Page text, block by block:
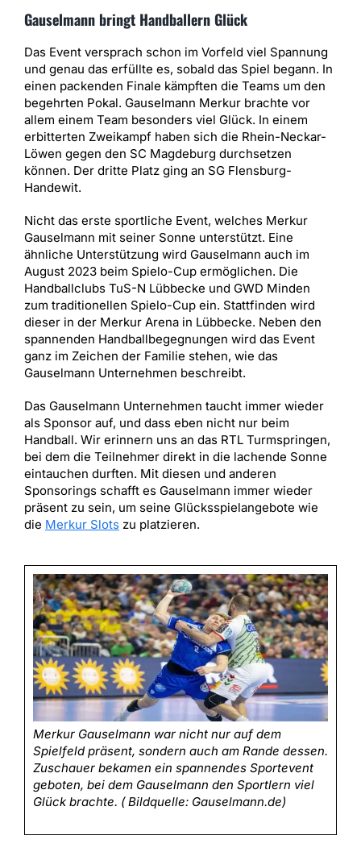
Gauselmann bringt Handballern Glück
Das Event versprach schon im Vorfeld viel Spannung
und genau das erfüllte es, sobald das Spiel begann. In
einen packenden Finale kämpften die Teams um den
begehrten Pokal. Gauselmann Merkur brachte vor
allem einem Team besonders viel Glück. In einem
erbitterten Zweikampf haben sich die Rhein-Neckar-
Löwen gegen den SC Magdeburg durchsetzen
können. Der dritte Platz ging an SG Flensburg-
Handewit.
Nicht das erste sportliche Event, welches Merkur
Gauselmann mit seiner Sonne unterstützt. Eine
ähnliche Unterstützung wird Gauselmann auch im
August 2023 beim Spielo-Cup ermöglichen. Die
Handballclubs TuS-N Lübbecke und GWD Minden
zum traditionellen Spielo-Cup ein. Stattfinden wird
dieser in der Merkur Arena in Lübbecke. Neben den
spannenden Handballbegegnungen wird das Event
ganz im Zeichen der Familie stehen, wie das
Gauselmann Unternehmen beschreibt.
Das Gauselmann Unternehmen taucht immer wieder
als Sponsor auf, und dass eben nicht nur beim
Handball. Wir erinnern uns an das RTL Turmspringen,
bei dem die Teilnehmer direkt in die lachende Sonne
eintauchen durften. Mit diesen und anderen
Sponsorings schafft es Gauselmann immer wieder
präsent zu sein, um seine Glücksspielangebote wie
die Merkur Slotszu platzieren.
Merkur Gauselmann war nicht nur auf dem
Spielfeld präsent, sondern auch am Rande dessen.
Zuschauer bekamen ein spannendes Sportevent
geboten, bei dem Gauselmann den Sportlern viel
Glück brachte. ( Bildquelle: Gauselmann.de)